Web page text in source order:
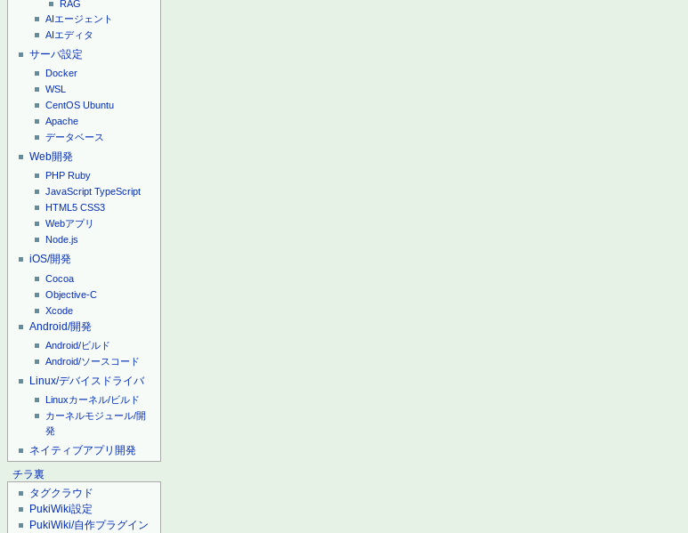
RAG
AIエージェント
AIエディタ
サーバ設定
Docker
WSL
CentOS Ubuntu
Apache
データベース
Web開発
PHP Ruby
JavaScript TypeScript
HTML5 CSS3
Webアプリ
Node.js
iOS/開発
Cocoa
Objective-C
Xcode
Android/開発
Android/ビルド
Android/ソースコード
Linux/デバイスドライバ
Linuxカーネル/ビルド
カーネルモジュール/開
発
ネイティブアプリ開発
チラ裏
タグクラウド
PukiWiki設定
PukiWiki/自作プラグイン